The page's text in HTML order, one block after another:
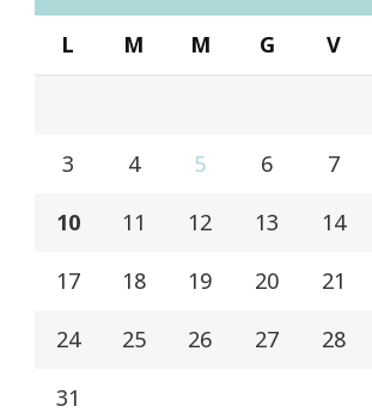
L M M G V
3 4 5 6 7
10 11 12 13 14
17 18 19 20 21
24 25 26 27 28
31